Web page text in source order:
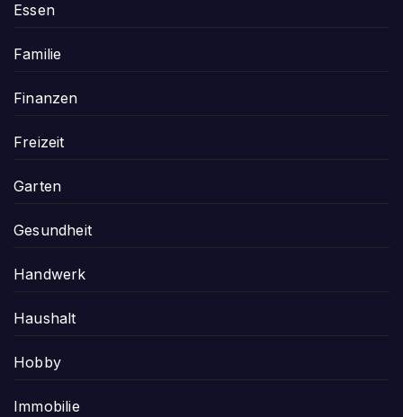
Essen
Familie
Finanzen
Freizeit
Garten
Gesundheit
Handwerk
Haushalt
Hobby
Immobilie